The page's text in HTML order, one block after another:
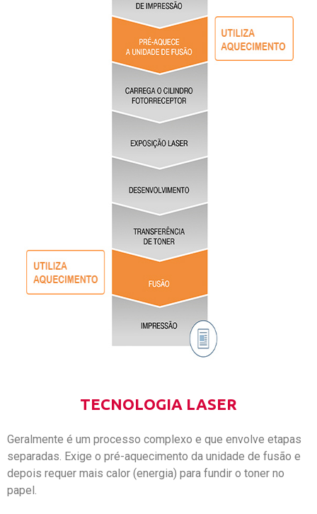
TECNOLOGIA LASER
Geralmente é um processo complexo e que envolve etapas
separadas. Exige o pré-aquecimento da unidade de fusão e
depois requer mais calor (energia) para fundir o toner no
papel.